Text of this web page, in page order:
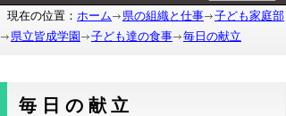
現在の位置： ホーム 県の組織と仕事
子ども家庭部
県立皆成学園
子ども達の食事 毎日の献立
毎日の献立